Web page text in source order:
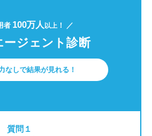
者 100万人 以上 ！ ／
ージェント診断
なしで結果が見れる！
質問１